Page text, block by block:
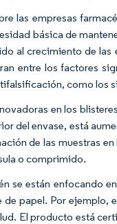
las empresas
básica de
al crecimiento de
entre los factores
como los
en los
del envase, está
de las muestras
o comprimido.
se están enfocando
de papel. Por ejemplo,
El producto está